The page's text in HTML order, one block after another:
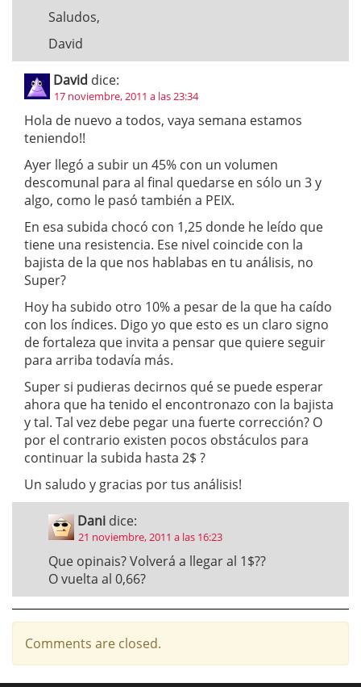
Saludos,
David
David dice:
17 noviembre, 2011 a las 23:34
Hola de nuevo a todos, vaya semana estamos
teniendo!!
Ayer llegó a subir un 45% con un volumen
descomunal para al final quedarse en sólo un 3 y
algo, como le pasó también a PEIX.
En esa subida chocó con 1,25 donde he leído que
tiene una resistencia. Ese nivel coincide con la
bajista de la que nos hablabas en tu análisis, no
Super?
Hoy ha subido otro 10% a pesar de la que ha caído
con los índices. Digo yo que esto es un claro signo
de fortaleza que invita a pensar que quiere seguir
para arriba todavía más.
Super si pudieras decirnos qué se puede esperar
ahora que ha tenido el encontronazo con la bajista
y tal. Tal vez debe pegar una fuerte corrección? O
por el contrario existen pocos obstáculos para
continuar la subida hasta 2$ ?
Un saludo y gracias por tus análisis!
Dani dice:
21 noviembre, 2011 a las 16:23
Que opinais? Volverá a llegar al 1$??
O vuelta al 0,66?
Comments are closed.